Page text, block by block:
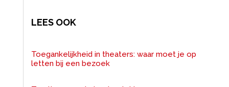
LEES OOK
Toegankelijkheid in theaters: waar moet je op
letten bij een bezoek